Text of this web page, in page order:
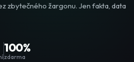
zbytečného žargonu. Jen fakta, data
100%
zdarma